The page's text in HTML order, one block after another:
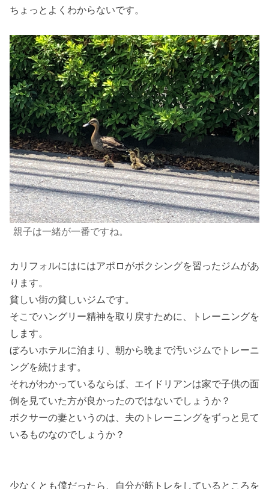
ちょっとよくわからないです。
親子は一緒が一番ですね。
カリフォルにはにはアポロがボクシングを習ったジムがあ
ります。
貧しい街の貧しいジムです。
そこでハングリー精神を取り戻すために、トレーニングを
します。
ぼろいホテルに泊まり、朝から晩まで汚いジムでトレーニ
ングを続けます。
それがわかっているならば、エイドリアンは家で子供の面
倒を見ていた方が良かったのではないでしょうか？
ボクサーの妻というのは、夫のトレーニングをずっと見て
いるものなのでしょうか？
少なくとも僕だったら、自分が筋トレをしているところを